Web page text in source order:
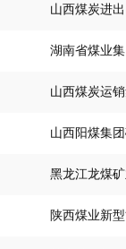
山西煤炭进
湖南省煤业
山西煤炭运
山西阳煤集
黑龙江龙煤
陕西煤业新